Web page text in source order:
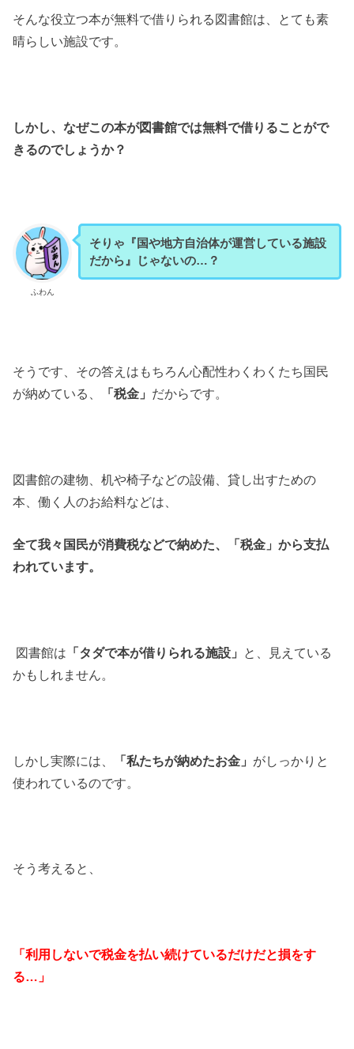
そんな役立つ本が無料で借りられる図書館は、とても素
晴らしい施設です。
しかし、なぜこの本が図書館では無料で借りることがで
きるのでしょうか？
ふわん
そりゃ『国や地方自治体が運営している施設
だから』じゃないの…？
そうです、その答えはもちろん心配性わくわくたち国民
が納めている、
「税金」 だからです。
図書館の建物、机や椅子などの設備、貸し出すための
本、働く人のお給料などは、
全て我々国民が消費税などで納めた、「税金」から支払
われています。
図書館は 「タダで本が借りられる施設」 と、見えている
かもしれません。
しかし実際には、 「私たちが納めたお金」 がしっかりと
使われているのです。
そう考えると、
「利用しないで税金を払い続けているだけだと損をす
る…」